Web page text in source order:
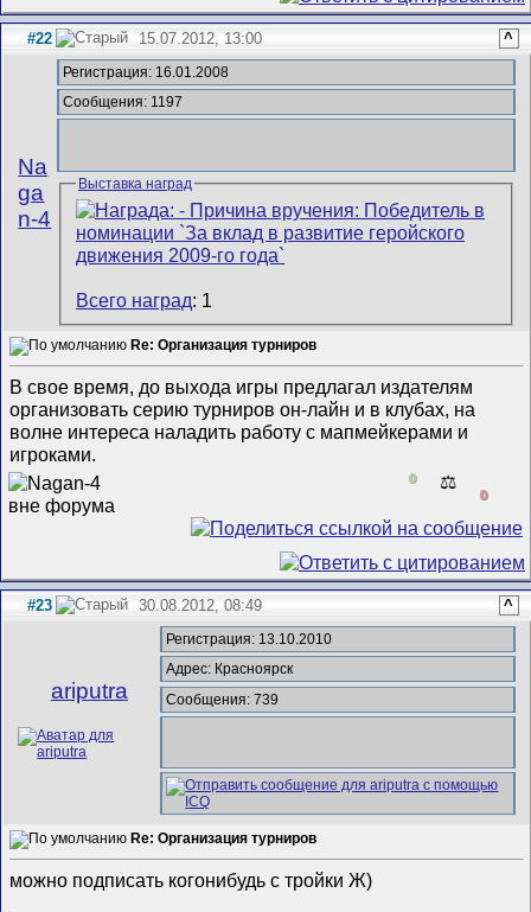
#22 15.07.2012, 13:00 ^
Na
ga
n-4
Регистрация: 16.01.2008
Сообщения: 1197
Выставка наград
Всего наград: 1
Re: Организация турниров
В свое время, до выхода игры предлагал издателям
организовать серию турниров он-лайн и в клубах, на
волне интереса наладить работу с мапмейкерами и
игроками.
0 ⚖️
0
#23 30.08.2012, 08:49 ^
ariputra
Регистрация: 13.10.2010
Адрес: Красноярск
Сообщения: 739
Re: Организация турниров
можно подписать когонибудь с тройки Ж)